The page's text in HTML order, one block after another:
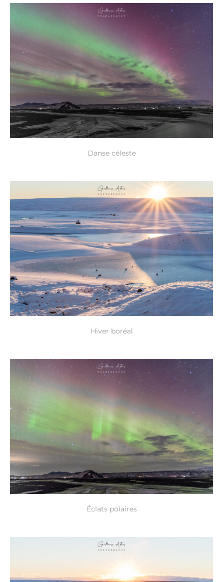
Danse céleste
Hiver boréal
Éclats polaires